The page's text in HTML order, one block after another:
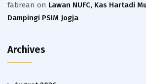
fabrean on Lawan NUFC, Kas Hartadi
Dampingi PSIM Jogja
Archives